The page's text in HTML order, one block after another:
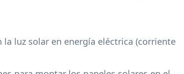
la luz solar en energía eléctrica (corriente